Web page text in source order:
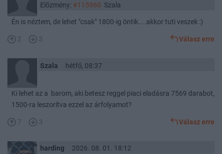
Előzmény: #115960 Szala
Én is néztem, de lehet "csak" 1800-ig öntik....akkor tuti veszek :)
2 3 Válasz erre
Szala hétfő, 08:37
Ki lehet az a barom, aki betesz reggel piaci eladásra 7569 darabot,
1500-ra leszorítva ezzel az árfolyamot?
7 3 Válasz erre
harding 2026. 08. 01. 18:12